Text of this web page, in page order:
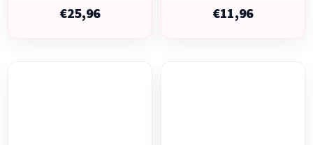
€25,96 €11,96